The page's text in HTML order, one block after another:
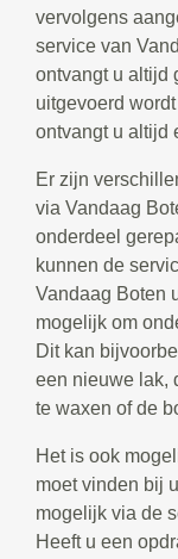
vervolgens
service van
ontvangt u altijd
uitgevoerd
ontvangt u altijd
Er zijn
via Vandaag
onderdeel
kunnen de
Vandaag Boten
mogelijk om
Dit kan
een nieuwe lak,
te waxen of de
Het is ook
moet vinden bij
mogelijk via de
Heeft u een